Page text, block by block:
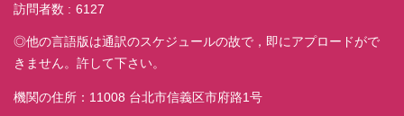
訪問者数
6127
◎他の言語版は通訳のスケジュールの故で，即にアプロードがで
きません。許して下さい。
機関の住所：11008 台北市信義区市府路1号